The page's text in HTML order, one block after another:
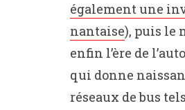
également une
nantaise), puis le
enfin l’ère de
qui donne
réseaux de bus